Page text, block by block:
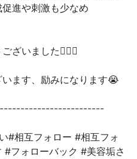
進や刺激も少なめ
ざいました🙇🏻‍♂️
ます、励みになります😭
#相互フォロー #相互フォ
#フォローバック #美容垢さ